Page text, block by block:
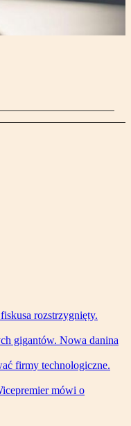
rozstrzygnięty.
gigantów. Nowa danina
firmy technologiczne.
mówi o